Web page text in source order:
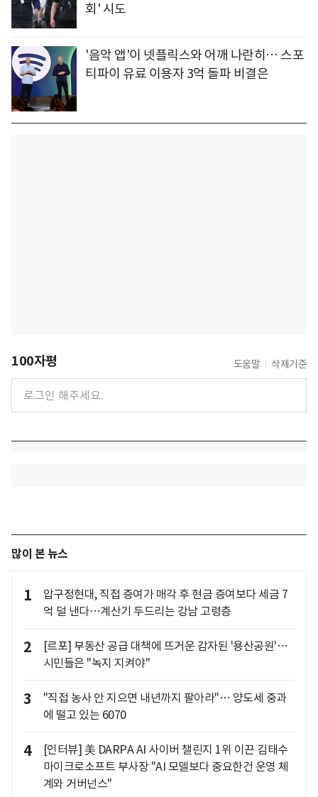
회' 시도
'음악 앱'이 넷플릭스와 어깨 나란히… 스포
티파이 유료 이용자 3억 돌파 비결은
100자평 도움말 삭제기준
많이 본 뉴스
1
압구정현대, 직접 증여가 매각 후 현금 증여보다 세금 7
억 덜 낸다…계산기 두드리는 강남 고령층
2
[르포] 부동산 공급 대책에 뜨거운 감자된 '용산공원'…
시민들은 "녹지 지켜야"
3
"직접 농사 안 지으면 내년까지 팔아라"… 양도세 중과
에 떨고 있는 6070
4
[인터뷰] 美 DARPA AI 사이버 챌린지 1위 이끈 김태수
마이크로소프트 부사장 "AI 모델보다 중요한건 운영 체
계와 거버넌스"